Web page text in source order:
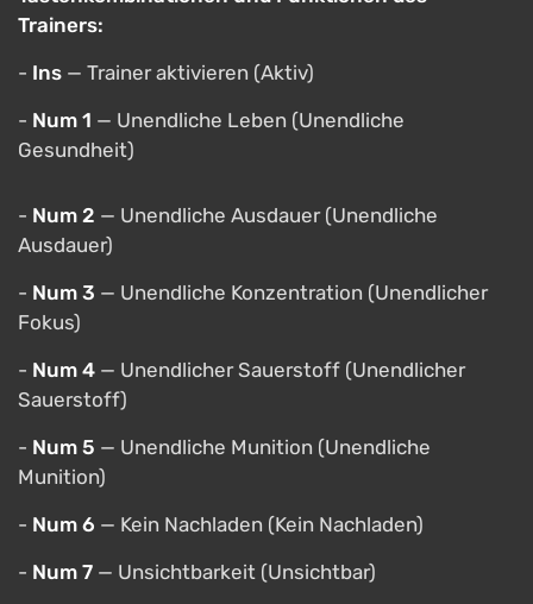
Trainers:
- Ins — Trainer aktivieren (Aktiv)
- Num 1 — Unendliche Leben (Unendliche
Gesundheit)
- Num 2 — Unendliche Ausdauer (Unendliche
Ausdauer)
- Num 3 — Unendliche Konzentration (Unendlicher
Fokus)
- Num 4 — Unendlicher Sauerstoff (Unendlicher
Sauerstoff)
- Num 5 — Unendliche Munition (Unendliche
Munition)
- Num 6 — Kein Nachladen (Kein Nachladen)
- Num 7 — Unsichtbarkeit (Unsichtbar)